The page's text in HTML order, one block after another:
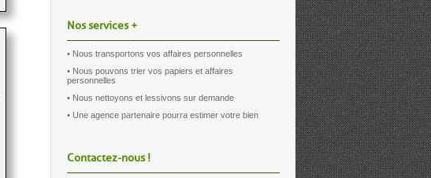
Nos services +
• Nous transportons vos affaires personnelles
• Nous pouvons trier vos papiers et affaires
personnelles
• Nous nettoyons et lessivons sur demande
• Une agence partenaire pourra estimer votre bien
Contactez-nous !